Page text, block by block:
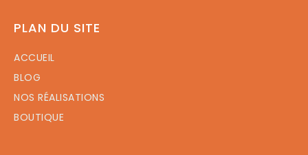
PLAN DU SITE
ACCUEIL
BLOG
NOS RÉALISATIONS
BOUTIQUE